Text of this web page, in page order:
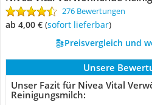
276 Bewertungen
ab 4,00 € ( Sofort lieferbar)
Preisvergleich und
Unsere
Unser Fazit für Nivea Vital
Reinigungsmilch: